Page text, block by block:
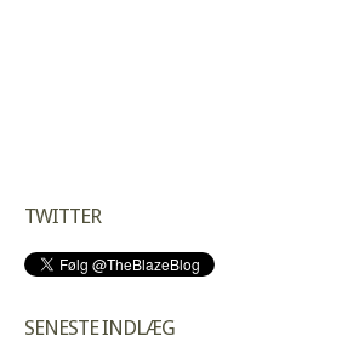
TWITTER
SENESTE INDLÆG